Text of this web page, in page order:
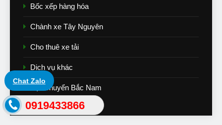
Bốc xếp hàng hóa
Chành xe Tây Nguyên
Cho thuê xe tải
Dịch vụ khác
Vận chuyển Bắc Nam
Chat Zalo
0919433866